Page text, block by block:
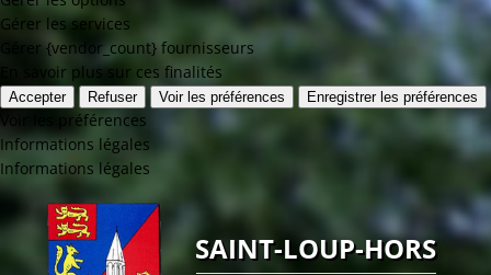
Gérer les services
Gérer {vendor_count} fournisseurs
En savoir plus sur ces finalités
Accepter Refuser Voir les préférences Enregistrer les préférences
Voir les préférences
Informations légales
Informations légales
SAINT-LOUP-HORS